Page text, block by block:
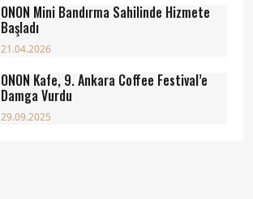
ONON Mini Bandırma Sahilinde Hizmete
Başladı
21.04.2026
ONON Kafe, 9. Ankara Coffee Festival’e
Damga Vurdu
29.09.2025